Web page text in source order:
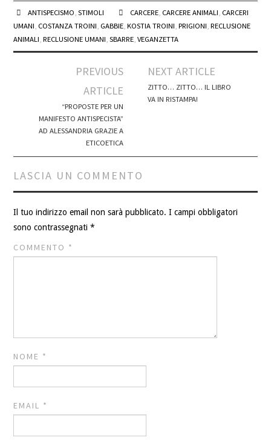
ANTISPECISMO, STIMOLI CARCERE, CARCERE ANIMALI, CARCERI
UMANI, COSTANZA TROINI, GABBIE,KOSTIA TROINI,PRIGIONI,RECLUSIONE
ANIMALI,RECLUSIONE UMANI,SBARRE,VEGANZETTA
PREVIOUS
ARTICLE
“PROPOSTE PER UN
MANIFESTO ANTISPECISTA”
AD ALESSANDRIA GRAZIE A
ETICOETICA
NEXT ARTICLE
ZITTO… ZITTO… IL LIBRO
VA IN RISTAMPA!
LASCIA UN COMMENTO
Il tuo indirizzo email non sarà pubblicato. I campi obbligatori
sono contrassegnati*
COMMENTO *
NOME *
EMAIL *